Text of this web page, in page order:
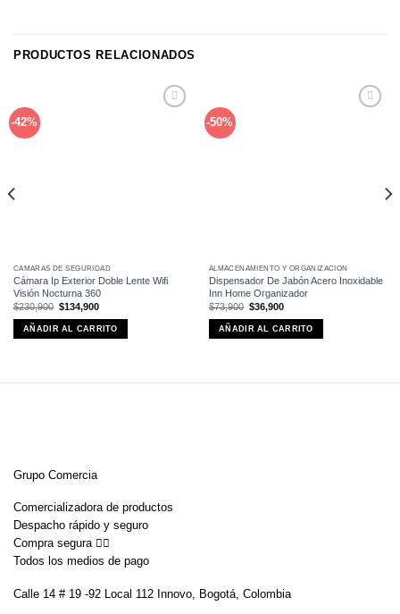
PRODUCTOS RELACIONADOS
-42%
CÁMARAS DE SEGURIDAD
Cámara Ip Exterior Doble Lente Wifi
Visión Nocturna 360
$230,900 El
precio
original
era:
$230,900.
$134,900El
actual
es:
$134,900.
AÑADIR AL CARRITO
-50%
ALMACENAMIENTO Y ORGANIZACIÓN
Dispensador De Jabón Acero Inoxidable
Inn Home Organizador
$73,900 El
precio
original
era:
$73,900.
$36,900El
actual
es:
$36,900.
AÑADIR AL CARRITO
Grupo Comercia
Comercializadora de productos
Despacho rápido y seguro
Compra segura 👇🏼
Todos los medios de pago
Calle 14 # 19 -92 Local 112 Innovo, Bogotá, Colombia